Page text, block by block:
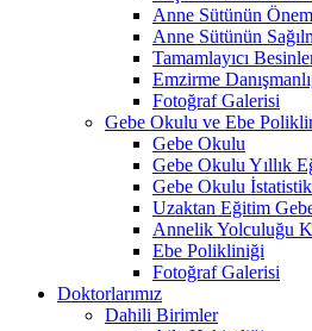
Anne Sütünün
Anne Sütünün
Tamamlayıcı
Emzirme
Fotoğraf Galerisi
Gebe Okulu ve Ebe
Gebe Okulu
Gebe Okulu Yıllık
Gebe Okulu
Uzaktan Eğitim
Annelik Yolculuğu
Ebe Polikliniği
Fotoğraf Galerisi
Doktorlarımız
Dahili Birimler